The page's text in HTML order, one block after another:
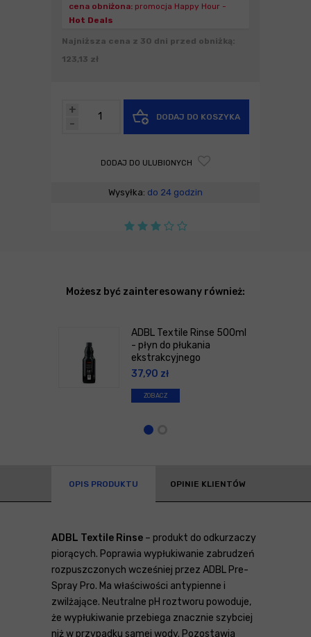
cena obniżona: promocja Happy Hour -
Hot Deals
Najniższa cena z 30 dni przed obniżką:
123,13 zł
-
+
DODAJ DO KOSZYKA
DODAJ DO ULUBIONYCH
Wysyłka: do 24 godzin
Możesz być zainteresowany również:
ADBL Textile Rinse 500ml
- płyn do płukania
ekstrakcyjnego
37,90 zł
ZOBACZ
OPIS PRODUKTU OPINIE KLIENTÓW
ADBL Textile Rinse – produkt do odkurzaczy
piorących. Poprawia wypłukiwanie zabrudzeń
rozpuszczonych wcześniej przez ADBL Pre-
Spray Pro. Ma właściwości antypienne i
zwilżające. Neutralne pH roztworu powoduje,
że wypłukiwanie przebiega znacznie szybciej
niż w przypadku samej wody. Pozostawia